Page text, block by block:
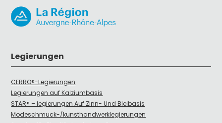
Legierungen
CERRO®-Legierungen
Legierungen auf Kalziumbasis
STAR® – legierungen Auf Zinn- Und Bleibasis
Modeschmuck-/kunsthandwerklegierungen